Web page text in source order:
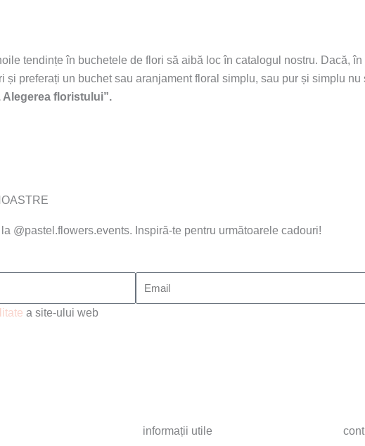
tendințe în buchetele de flori să aibă loc în catalogul nostru. Dacă,
și preferați un buchet sau aranjament floral simplu, sau pur și simplu nu
floristului”.
@pastel.flowers.events. Inspiră-te pentru următoarele cadouri!
a site-ului web
informații utile